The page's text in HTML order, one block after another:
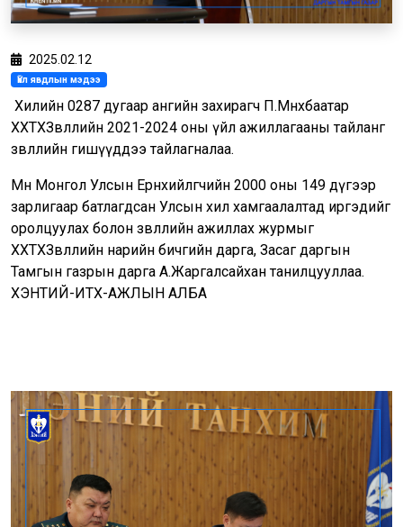
2025.02.12
Үйл явдлын мэдээ
Хилийн 0287 дугаар ангийн захирагч П.Мөнхбаатар
ХХТХЗөвлөлийн 2021-2024 оны үйл ажиллагааны тайланг
зөвлөлийн гишүүддээ тайлагналаа.
Мөн Монгол Улсын Ерөнхийлөгчийн 2000 оны 149 дүгээр
зарлигаар батлагдсан Улсын хил хамгаалалтад иргэдийг
оролцуулах болон зөвлөлийн ажиллах журмыг
ХХТХЗөвлөлийн нарийн бичгийн дарга, Засаг даргын
Тамгын газрын дарга А.Жаргалсайхан танилцууллаа.
ХЭНТИЙ-ИТХ-АЖЛЫН АЛБА